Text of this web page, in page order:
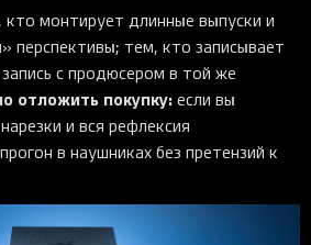
кто монтирует длинные выпуски и
перспективы; тем, кто записывает
с продюсером в той же
отложить покупку:если вы
и вся рефлексия
в наушниках без претензий к